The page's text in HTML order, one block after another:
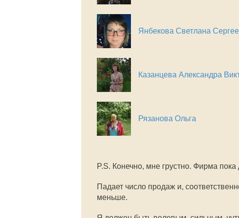
Янбекова Светлана
Казанцева Александра
Рязанова Ольга
P.S. Конечно, мне грустно. Фирма пока
Падает число продаж и,
меньше.